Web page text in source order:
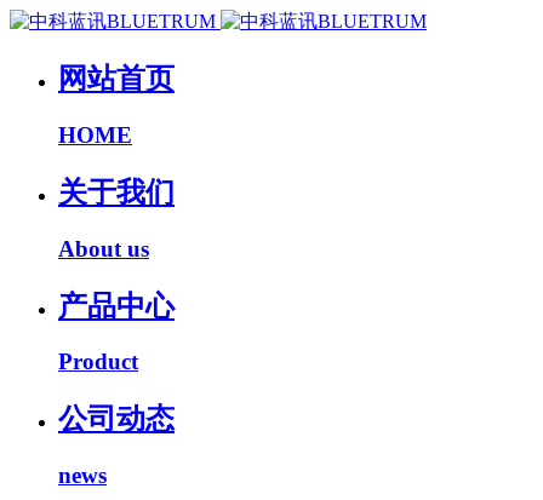
网站首页
HOME
关于我们
About us
产品中心
Product
公司动态
news